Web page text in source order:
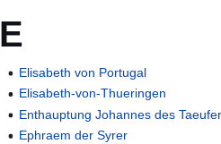
E
Elisabeth von Portugal
Elisabeth-von-Thueringen
Enthauptung Johannes des
Ephraem der Syrer